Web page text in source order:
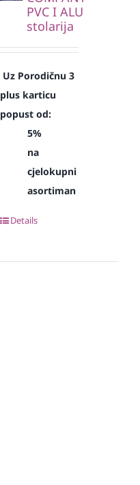
PVC I ALU
stolarija
Uz Porodičnu 3
plus karticu
popust od:
5%
na
cjelokupni
asortiman
Details